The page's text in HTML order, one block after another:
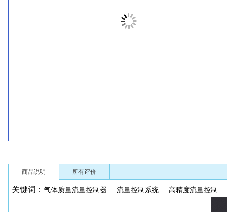
商品说明 所有评价
关键词： 气体质量流量控制器 流量控制系统 高精度流量控制